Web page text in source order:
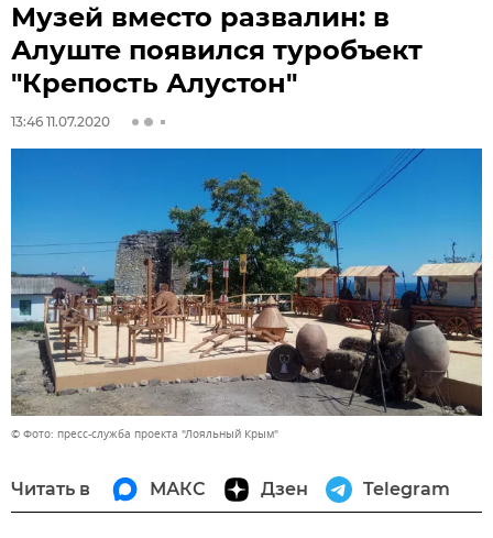
Музей вместо развалин: в
Алуште появился туробъект
"Крепость Алустон"
13:46 11.07.2020
© Фото: пресс-служба проекта "Лояльный Крым"
Читать в МАКС Дзен Telegram